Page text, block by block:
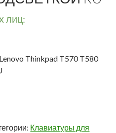
лиц:
Thinkpad T570 T580
Клавиатуры для